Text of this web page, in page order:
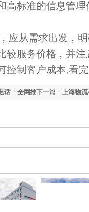
高标准的信息管理
应从需求出发，
较服务价格，并
控制客户成本,看
下一篇： 上海物
话「全网推